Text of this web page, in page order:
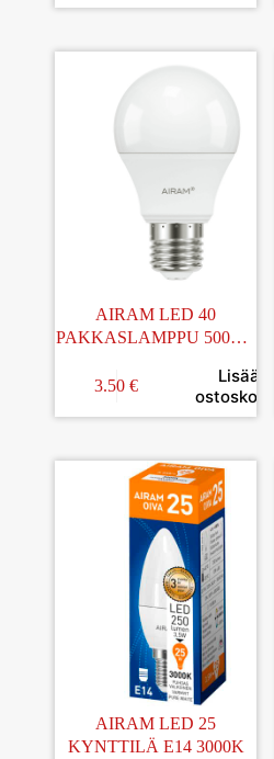
AIRAM LED 40
PAKKASLAMPPU 500LM
3.50 €
Lisää
ostoskoriin
AIRAM LED 25
KYNTTILÄ E14 3000K